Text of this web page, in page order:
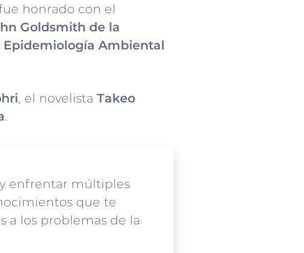
honrado con el
Goldsmith de la
Ambiental
, el novelista Takeo
.
enfrentar múltiples
que te
a los problemas de la